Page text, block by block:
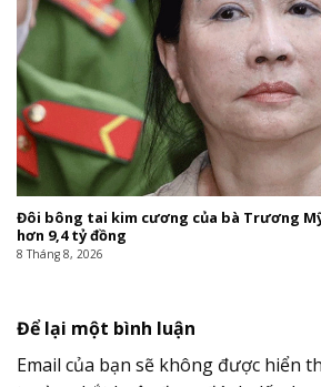
Đôi bông tai kim cương của bà Trương
hơn 9,4 tỷ đồng
8 Tháng 8, 2026
Để lại một bình luận
Email của bạn sẽ không được hiển